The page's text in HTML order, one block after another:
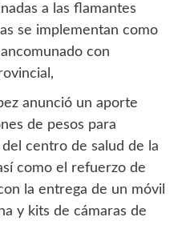
a las flamantes
se implementan como
con
anunció un aporte
de pesos para
centro de salud de la
como el refuerzo de
la entrega de un móvil
y kits de cámaras de